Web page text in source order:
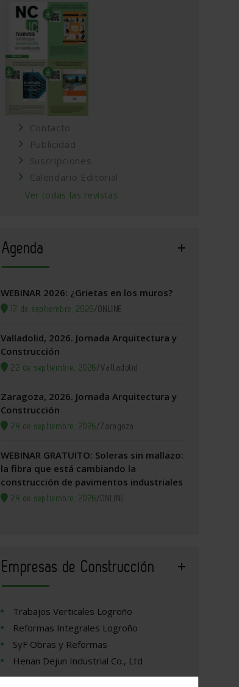
Contacto
Publicidad
Suscripciones
Calendario Editorial
Ver todas las revistas
Agenda
WEBINAR 2026: ¿Grietas en los muros?
17 de septiembre, 2026/ONLINE
Valladolid, 2026. Jornada Arquitectura y
Construcción
22 de septiembre, 2026/Valladolid
Zaragoza, 2026. Jornada Arquitectura y
Construcción
24 de septiembre, 2026/Zaragoza
WEBINAR GRATUITO: Soleras sin mallazo:
la fibra que está cambiando la
construcción de pavimentos industriales
24 de septiembre, 2026/ONLINE
Empresas de Construcción
Trabajos Verticales Logroño
Reformas Integrales Logroño
SyF Obras y Reformas
Henan Dejun Industrial Co., Ltd